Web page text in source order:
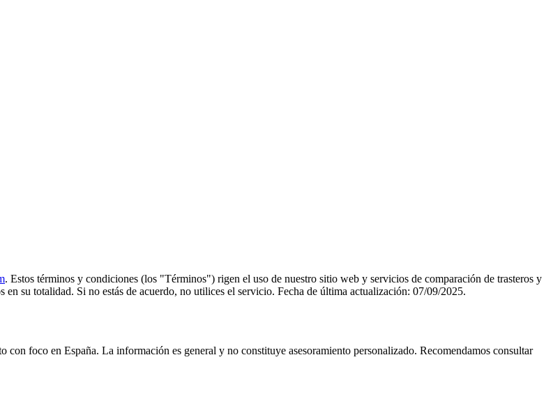
. Estos términos y condiciones (los "Términos") rigen el uso de nuestro sitio web y servicios de comparación de trasteros y
su totalidad. Si no estás de acuerdo, no utilices el servicio. Fecha de última actualización: 07/09/2025.
foco en España. La información es general y no constituye asesoramiento personalizado. Recomendamos consultar